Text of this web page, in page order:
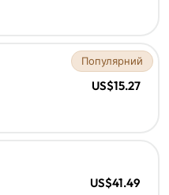
Популярний
US$15.27
US$41.49